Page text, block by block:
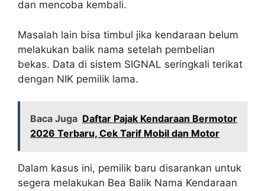
dan mencoba kembali.
Masalah lain bisa timbul jika kendaraan belum
melakukan balik nama setelah pembelian
bekas. Data di sistem SIGNAL seringkali terikat
dengan NIK pemilik lama.
Baca Juga Daftar Pajak Kendaraan Bermotor
2026 Terbaru, Cek Tarif Mobil dan Motor
Dalam kasus ini, pemilik baru disarankan untuk
segera melakukan Bea Balik Nama Kendaraan